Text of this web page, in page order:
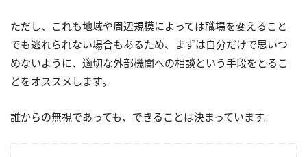
ただし、これも地域や周辺規模によっては職場を変えること
でも逃れられない場合もあるため、まずは自分だけで思いつ
めないように、適切な外部機関への相談という手段をとるこ
とをオススメします。
誰からの無視であっても、できることは決まっています。